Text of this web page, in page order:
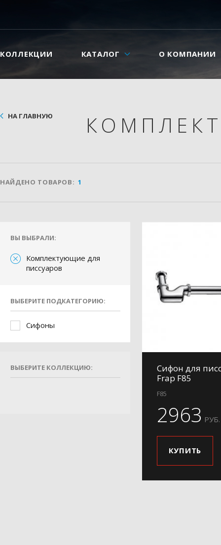
КОЛЛЕКЦИИ КАТАЛОГ О КОМПАНИИ
НА ГЛАВНУЮ
НАЙДЕНО ТОВАРОВ: 1
ВЫ ВЫБРАЛИ:
Комплектующие для
писсуаров
ВЫБЕРИТЕ ПОДКАТЕГОРИЮ:
Сифоны
ВЫБЕРИТЕ КОЛЛЕКЦИЮ:
Сифон для
Frap F85
F85
2963 РУБ.
КУПИТЬ